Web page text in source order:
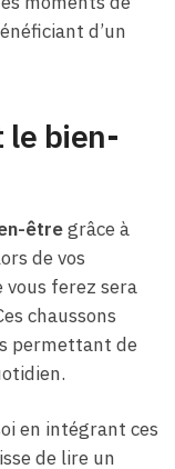
d’un
le bien-
êtregrâce à
de vos
vous ferez sera
chaussons
permettant de
en intégrant ces
de lire un